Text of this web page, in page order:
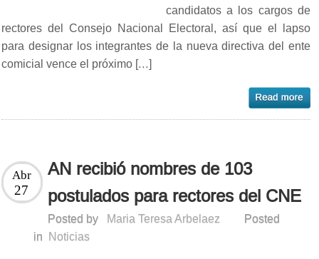
candidatos a los cargos de
rectores del Consejo Nacional Electoral, así que el lapso
para designar los integrantes de la nueva directiva del ente
comicial vence el próximo […]
AN recibió nombres de 103
postulados para rectores del CNE
Abr
27
Posted by Maria Teresa Arbelaez
Posted
in
Noticias